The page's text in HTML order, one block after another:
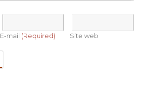
E-mail (Required) Site web